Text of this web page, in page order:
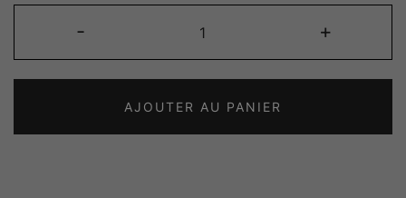
-
le
canal
+
AJOUTER AU PANIER